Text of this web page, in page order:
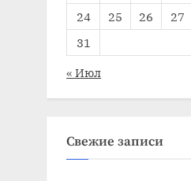
24
25 26 27
31
« Июл
Свежие записи